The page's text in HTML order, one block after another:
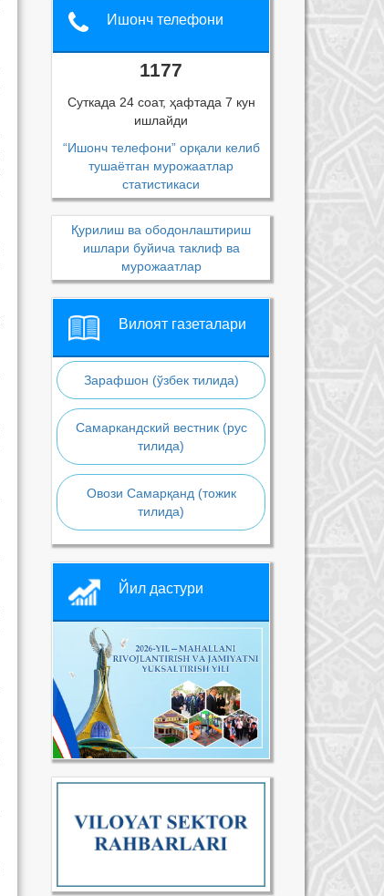
Ишонч телефони
1177
Суткада 24 соат, ҳафтада 7 кун
ишлайди
“Ишонч телефони” орқали келиб
тушаётган мурожаатлар
статистикаси
Қурилиш ва ободонлаштириш
ишлари буйича таклиф ва
мурожаатлар
Вилоят газеталари
Зарафшон (ўзбек тилида)
Самаркандский вестник (рус
тилида)
Овози Самарқанд (тожик
тилида)
Йил дастури